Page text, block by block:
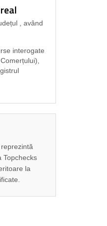
, având
interogate
Topchecks
la